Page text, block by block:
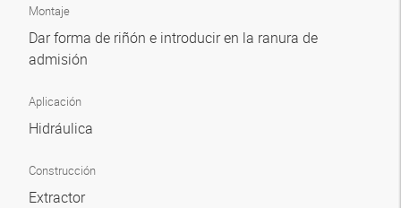
Montaje
Dar forma de riñón e introducir en la ranura de
admisión
Aplicación
Hidráulica
Construcción
Extractor